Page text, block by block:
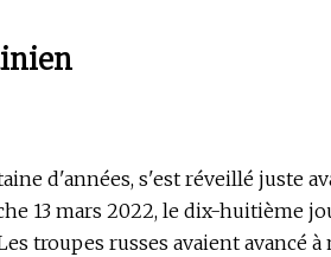
d'années, s'est réveillé juste
13 mars 2022, le dix-huitième
troupes russes avaient avancé